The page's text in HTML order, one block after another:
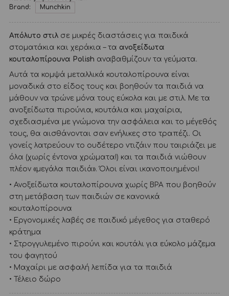
Brand:
Munchkin
Απόλυτο στιλσε μικρές διαστάσεις για παιδικά
στοματάκια και χεράκια – τα ανοξείδωτα
κουταλοπίρουνα Polish αναβαθμίζουν τα γεύματα.
Αυτά τα κομψά μεταλλικά κουταλοπίρουνα είναι
μοναδικά στο είδος τους και βοηθούν τα παιδιά να
μάθουν να τρώνε μόνα τους εύκολα και με στιλ. Με τα
ανοξείδωτα πιρούνια, κουτάλια και μαχαίρια,
σχεδιασμένα με γνώμονα την ασφάλεια και το μέγεθός
τους, θα αισθάνονται σαν ενήλικες στο τραπέζι. Οι
γονείς λατρεύουν το ουδέτερο ντιζάιν που ταιριάζει με
όλα (χωρίς έντονα χρώματα!) και τα παιδιά νιώθουν
πλέον «μεγάλα παιδιά». Όλοι είναι ικανοποιημένοι!
• Ανοξείδωτα κουταλοπίρουνα χωρίς BPA που βοηθούν
στη μετάβαση των παιδιών σε κανονικά
κουταλοπίρουνα
• Εργονομικές λαβές σε παιδικό μέγεθος για σταθερό
κράτημα
• Στρογγυλεμένο πιρούνι και κουτάλι για εύκολο μάζεμα
του φαγητού
• Μαχαίρι με ασφαλή λεπίδα για τα παιδιά
• Τέλειο δώρο